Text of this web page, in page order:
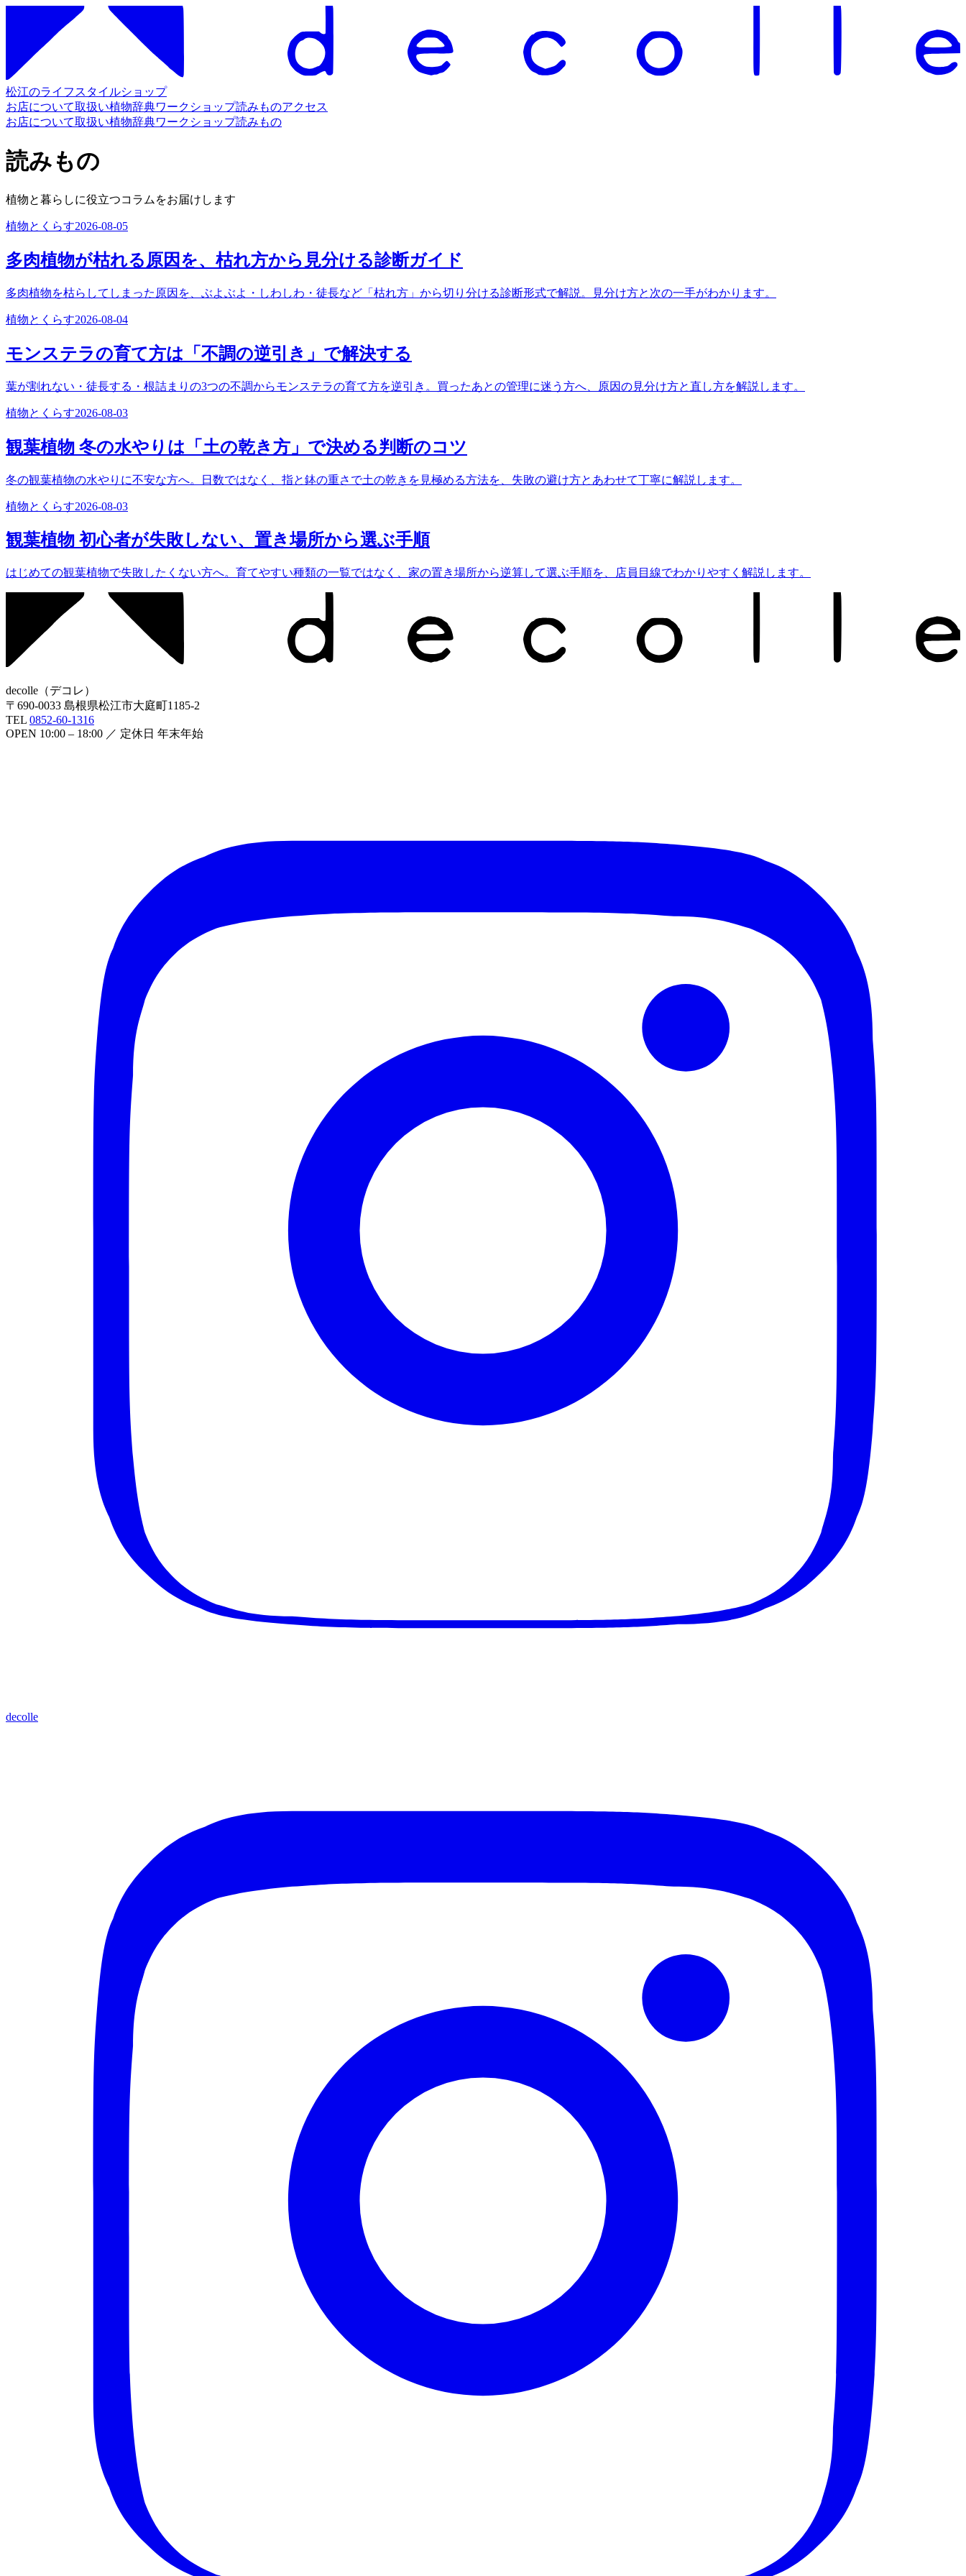
松江のライフスタイルショップ
お店について取扱い植物辞典ワークショップ読みものアクセス
お店について取扱い植物辞典ワークショップ読みもの
読みもの
植物と暮らしに役立つコラムをお届けします
植物とくらす2026-08-05
多肉植物が枯れる原因を、枯れ方から見分ける診断ガイド
多肉植物を枯らしてしまった原因を、ぶよぶよ・しわしわ・徒長など「枯れ方」から切り分ける診断形式で解説。見分け方と次の一手がわかります。
植物とくらす2026-08-04
モンステラの育て方は「不調の逆引き」で解決する
葉が割れない・徒長する・根詰まりの3つの不調からモンステラの育て方を逆引き。買ったあとの管理に迷う方へ、原因の見分け方と直し方を解説します。
植物とくらす2026-08-03
観葉植物 冬の水やりは「土の乾き方」で決める判断のコツ
冬の観葉植物の水やりに不安な方へ。日数ではなく、指と鉢の重さで土の乾きを見極める方法を、失敗の避け方とあわせて丁寧に解説します。
植物とくらす2026-08-03
観葉植物 初心者が失敗しない、置き場所から選ぶ手順
はじめての観葉植物で失敗したくない方へ。育てやすい種類の一覧ではなく、家の置き場所から逆算して選ぶ手順を、店員目線でわかりやすく解説します。
decolle （デコレ ）
〒 690-0033 島根県松江市大庭町1185-2
TEL 0852-60-1316
OPEN 10:00 – 18:00 ／ 定休日 年末年始
decolle